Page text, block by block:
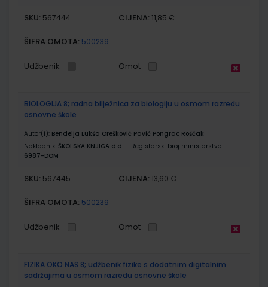
SKU: 567444 CIJENA: 11,85 €
ŠIFRA OMOTA: 500239
Udžbenik Omot
BIOLOGIJA 8; radna bilježnica za biologiju u osmom razredu
osnovne škole
Autor(i): Bendelja Lukša Orešković Pavić Pongrac Roščak
Nakladnik: ŠKOLSKA KNJIGA d.d.
Registarski broj ministarstva:
6987-DOM
SKU: 567445 CIJENA: 13,60 €
ŠIFRA OMOTA: 500239
Udžbenik Omot
FIZIKA OKO NAS 8; udžbenik fizike s dodatnim digitalnim
sadržajima u osmom razredu osnovne škole